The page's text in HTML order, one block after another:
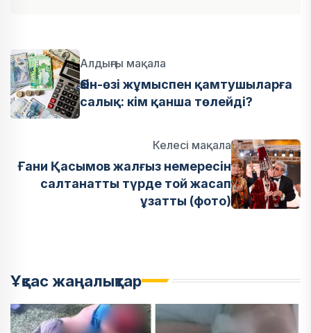
Алдыңғы мақала
Өзін-өзі жұмыспен қамтушыларға
салық: кім қанша төлейді?
Келесі мақала
Ғани Қасымов жалғыз немересін
салтанатты түрде той жасап
ұзатты (фото)
Ұқсас жаңалықтар